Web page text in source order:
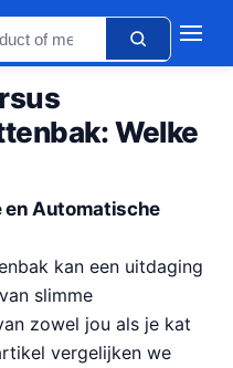
Welke
Automatische
kan een uitdaging
slimme
zowel jou als je kat
vergelijken we